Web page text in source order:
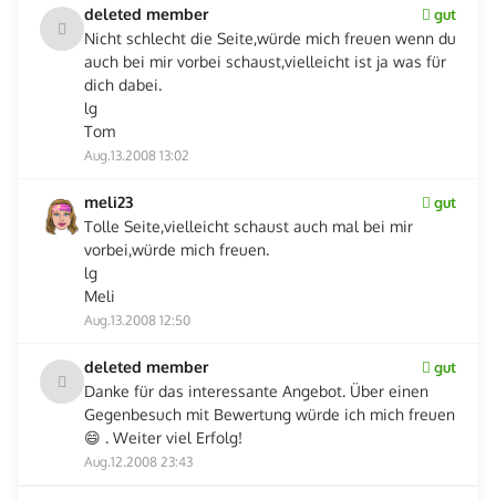
deleted member gut
Nicht schlecht die Seite,würde mich freuen wenn du
auch bei mir vorbei schaust,vielleicht ist ja was für
dich dabei.
lg
Tom
Aug.13.2008 13:02
meli23 gut
Tolle Seite,vielleicht schaust auch mal bei mir
vorbei,würde mich freuen.
lg
Meli
Aug.13.2008 12:50
deleted member gut
Danke für das interessante Angebot. Über einen
Gegenbesuch mit Bewertung würde ich mich freuen
😄 . Weiter viel Erfolg!
Aug.12.2008 23:43